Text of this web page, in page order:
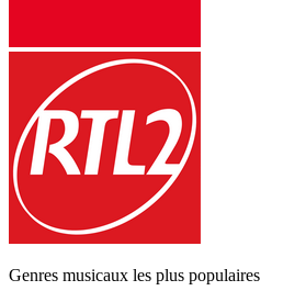
Genres musicaux les plus populaires